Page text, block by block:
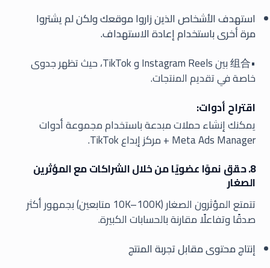
استهدف الأشخاص الذين زاروا موقعك ولكن لم يشتروا
مرة أخرى باستخدام إعادة الاستهداف.
•组合 بين Instagram Reels و TikTok، حيث تظهر جدوى
خاصة في تقديم المنتجات.
اقتراح أدوات:
يمكنك إنشاء حملات مبدعة باستخدام مجموعة أدوات
Meta Ads Manager + مركز إبداع TikTok.
8. حقق نموًا عضويًا من خلال الشراكات مع المؤثرين
الصغار
تتمتع المؤثرون الصغار (10K–100K متابعين) بجمهور أكثر
صدقًا وتفاعلًا مقارنة بالحسابات الكبيرة.
إنتاج محتوى مقابل تجربة المنتج